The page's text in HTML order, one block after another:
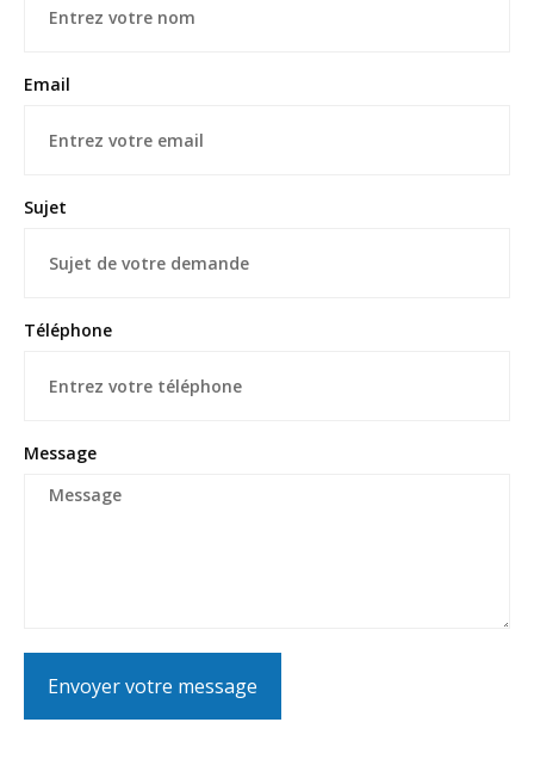
Email
Sujet
Téléphone
Message
Envoyer votre message